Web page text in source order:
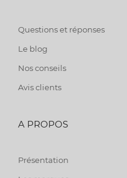
Questions et réponses
Le blog
Nos conseils
Avis clients
A PROPOS
Présentation